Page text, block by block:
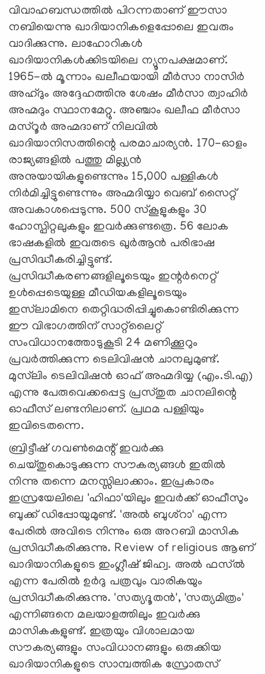
വിവാഹബന്ധത്തില്‍ പിറന്നതാണ് ഈസാ
നബിയെന്നു ഖാദിയാനികളെപ്പോലെ ഇവരും
വാദിക്കുന്നു. ലാഹോറികള്‍
ഖാദിയാനികള്‍ക്കിടയിലെ ന്യൂനപക്ഷമാണ്.
1965-ല്‍ മൂന്നാം ഖലീഫയായി മീര്‍സാ നാസിര്‍
അഹ്ദും അദ്ദേഹത്തിനു ശേഷം മീര്‍സാ ത്വാഹിര്‍
അഹ്മദും സ്ഥാനമേറ്റു. അഞ്ചാം ഖലീഫ മീര്‍സാ
മസ്‌റൂര്‍ അഹ്മദാണ് നിലവില്‍
ഖാദിയാനിസത്തിന്റെ പരമാചാര്യന്‍. 170-ഓളം
രാജ്യങ്ങളില്‍ പത്തു മില്ല്യന്‍
അനുയായികളുണ്ടെന്നും 15,000 പള്ളികള്‍
നിര്‍മിച്ചിട്ടുണ്ടെന്നും അഹ്മദിയ്യാ വെബ് സൈറ്റ്
അവകാശപ്പെടുന്നു. 500 സ്‌കൂളുകളും 30
ഹോസ്പിറ്റലുകളും ഇവര്‍ക്കുണ്ടത്രെ. 56 ലോക
ഭാഷകളില്‍ ഇവരുടെ ഖുര്‍ആന്‍ പരിഭാഷ
പ്രസിദ്ധീകരിച്ചിട്ടുണ്ട്.
പ്രസിദ്ധീകരണങ്ങളിലൂടെയും ഇന്റര്‍നെറ്റ്
ഉള്‍പ്പെടെയുള്ള മീഡിയകളിലൂടെയും
ഇസ്‌ലാമിനെ തെറ്റിദ്ധരിപ്പിച്ചുകൊണ്ടിരിക്കുന്ന
ഈ വിഭാഗത്തിന് സാറ്റ്‌ലൈറ്റ്
സംവിധാനത്തോടുകൂടി 24 മണിക്കൂറും
പ്രവര്‍ത്തിക്കുന്ന ടെലിവിഷന്‍ ചാനലുമുണ്ട്.
മുസ്‌ലിം ടെലിവിഷന്‍ ഓഫ് അഹ്മദിയ്യ (എം.ടി.എ)
എന്നു പേരുവെക്കപ്പെട്ട പ്രസ്തുത ചാനലിന്റെ
ഓഫീസ് ലണ്ടനിലാണ്. പ്രഥമ പള്ളിയും
ഇവിടെതന്നെ.
ബ്രിട്ടീഷ് ഗവണ്‍മെന്റ് ഇവര്‍ക്കു
ചെയ്തുകൊടുക്കുന്ന സൗകര്യങ്ങള്‍ ഇതില്‍
നിന്നു തന്നെ മനസ്സിലാക്കാം. ഇപ്രകാരം
ഇസ്രയേലിലെ 'ഹിഫാ'യിലും ഇവര്‍ക്ക് ഓഫീസും
ബുക്ക് ഡിപ്പോയുമുണ്ട്. 'അല്‍ ബുശ്‌റാ' എന്ന
പേരില്‍ അവിടെ നിന്നും ഒരു അറബി മാസിക
പ്രസിദ്ധീകരിക്കുന്നു. Review of religious ആണ്
ഖാദിയാനികളുടെ ഇംഗ്ലീഷ് ജിഹ്വ. അല്‍ ഫസ്ല്‍
എന്ന പേരില്‍ ഉര്‍ദു പത്രവും വാരികയും
പ്രസിദ്ധീകരിക്കുന്നു. 'സത്യദൂതന്‍', 'സത്യമിത്രം'
എന്നിങ്ങനെ മലയാളത്തിലും ഇവര്‍ക്കു
മാസികകളുണ്ട്. ഇത്രയും വിശാലമായ
സൗകര്യങ്ങളും സംവിധാനങ്ങളും ഒരുക്കിയ
ഖാദിയാനികളുടെ സാമ്പത്തിക സ്രോതസ്